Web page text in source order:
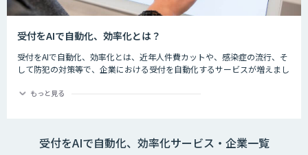
受付をAIで自動化、効率化とは？
受付をAIで自動化、効率化とは、近年人件費カットや、感染症の流行、そ
して防犯の対策等で、企業における受付を自動化するサービスが増えまし
次受付を自動化し、対応時間なども改善します。
もっと見る
受付をAIで自動化、効率化サービス・企業一覧